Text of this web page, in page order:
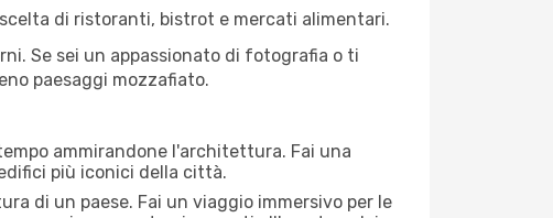
di ristoranti, bistrot e mercati alimentari.
Se sei un appassionato di fotografia o ti
paesaggi mozzafiato.
ammirandone l'architettura. Fai una
più iconici della città.
di un paese. Fai un viaggio immersivo per le